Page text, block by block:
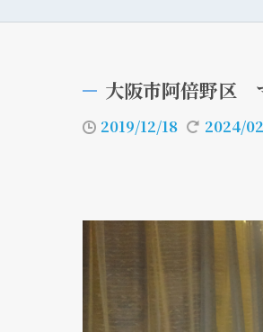
大阪市阿倍野区
2019/12/18 2024/